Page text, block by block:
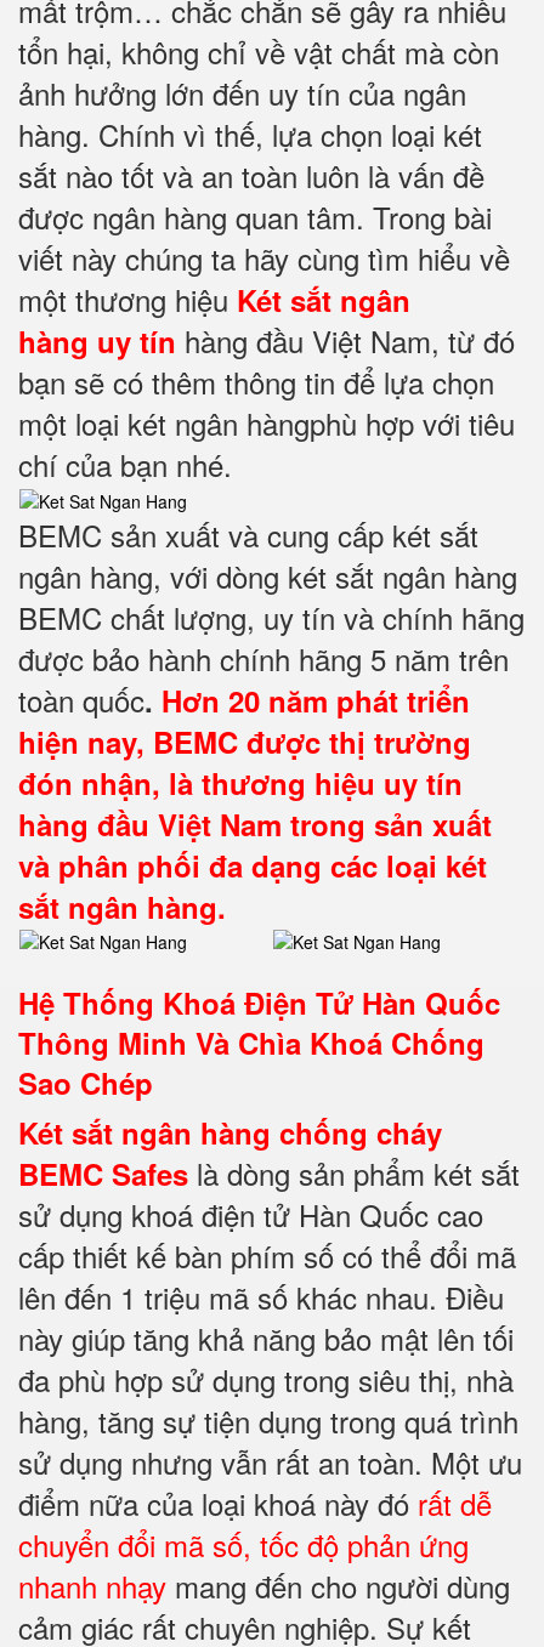
mất trộm… chắc chắn sẽ gây ra nhiều
tổn hại, không chỉ về vật chất mà còn
ảnh hưởng lớn đến uy tín của ngân
hàng. Chính vì thế, lựa chọn loại két
sắt nào tốt và an toàn luôn là vấn đề
được ngân hàng quan tâm. Trong bài
viết này chúng ta hãy cùng tìm hiểu về
một thương hiệu Két sắt ngân
hàng uy tín hàng đầu Việt Nam, từ đó
bạn sẽ có thêm thông tin để lựa chọn
một loại két ngân hàngphù hợp với tiêu
chí của bạn nhé.
BEMC sản xuất và cung cấp két sắt
ngân hàng, với dòng két sắt ngân hàng
BEMC chất lượng, uy tín và chính hãng
được bảo hành chính hãng 5 năm trên
toàn quốc. Hơn 20 năm phát triển
hiện nay, BEMC được thị trường
đón nhận, là thương hiệu uy tín
hàng đầu Việt Nam trong sản xuất
và phân phối đa dạng các loại két
sắt ngân hàng.
Hệ Thống Khoá Điện Tử Hàn Quốc
Thông Minh Và Chìa Khoá Chống
Sao Chép
Két sắt ngân hàng chống cháy
BEMC Safes là dòng sản phẩm két sắt
sử dụng khoá điện tử Hàn Quốc cao
cấp thiết kế bàn phím số có thể đổi mã
lên đến 1 triệu mã số khác nhau. Điều
này giúp tăng khả năng bảo mật lên tối
đa phù hợp sử dụng trong siêu thị, nhà
hàng, tăng sự tiện dụng trong quá trình
sử dụng nhưng vẫn rất an toàn. Một ưu
điểm nữa của loại khoá này đó rất dễ
chuyển đổi mã số, tốc độ phản ứng
nhanh nhạy mang đến cho người dùng
cảm giác rất chuyên nghiệp. Sự kết